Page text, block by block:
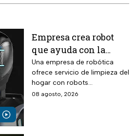
Empresa crea robot
que ayuda con la
limpieza del hogar
Una empresa de robótica
ofrece servicio de limpieza del
hogar con robots
humanoides por 30 dólares la
08 agosto, 2026